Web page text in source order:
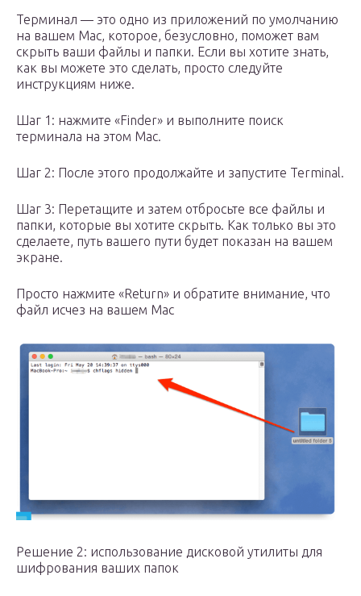
Терминал — это одно из приложений по умолчанию
на вашем Mac, которое, безусловно, поможет вам
скрыть ваши файлы и папки. Если вы хотите знать,
как вы можете это сделать, просто следуйте
инструкциям ниже.
Шаг 1: нажмите «Finder» и выполните поиск
терминала на этом Mac.
Шаг 2: После этого продолжайте и запустите Terminal.
Шаг 3: Перетащите и затем отбросьте все файлы и
папки, которые вы хотите скрыть. Как только вы это
сделаете, путь вашего пути будет показан на вашем
экране.
Просто нажмите «Return» и обратите внимание, что
файл исчез на вашем Mac
Решение 2: использование дисковой утилиты для
шифрования ваших папок